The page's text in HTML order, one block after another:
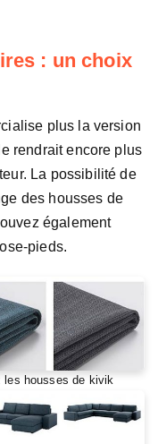
: un choix
plus la version
rendrait encore plus
La possibilité de
des housses de
également
pieds.
les housses de kivik